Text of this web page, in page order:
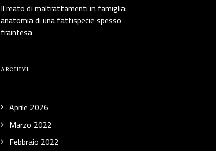
Il reato di maltrattamenti in famiglia:
anatomia di una fattispecie spesso
fraintesa
ARCHIVI
Aprile 2026
Marzo 2022
Febbraio 2022